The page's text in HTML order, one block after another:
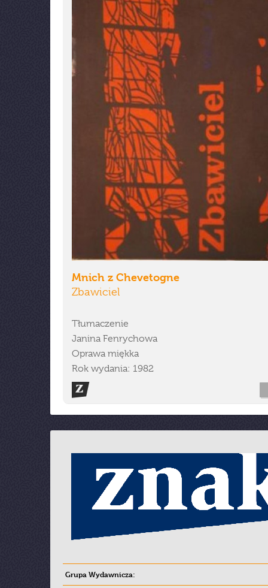
Mnich z Chevetogne
Zbawiciel
Tłumaczenie
Janina Fenrychowa
Oprawa miękka
Rok wydania: 1982
Grupa Wydawnicza: